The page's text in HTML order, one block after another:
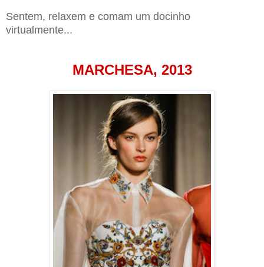
Sentem, relaxem e comam um docinho
virtualmente...
MARCHESA, 2013